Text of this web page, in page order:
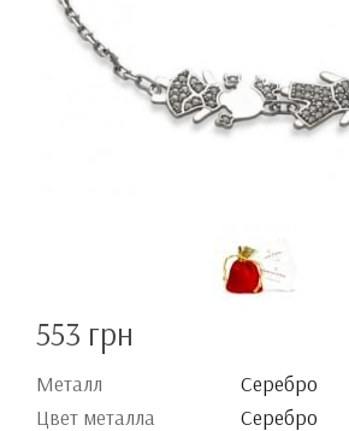
553 грн
Металл
Серебро
Цвет металла
Серебро